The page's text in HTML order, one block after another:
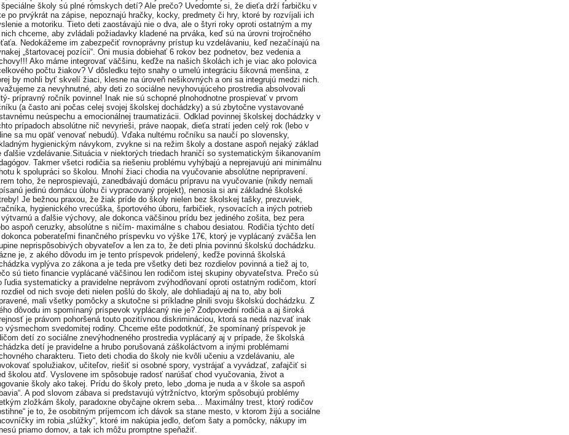
školy sú plné rómskych detí? Ale prečo? Uvedomte si, že dieťa drží farbičku v
po prvýkrát na zápise, nepoznajú hračky, kocky, predmety či hry, ktoré by rozvíjali ich
a motoriku. Tieto deti zaostávajú nie o dva, ale o štyri roky oproti ostatným a my
chceme, aby zvládali požiadavky kladené na prváka, keď sú na úrovni trojročného
Nedokážeme im zabezpečiť rovnoprávny prístup ku vzdelávaniu, keď nezačínajú na
„štartovacej pozícii“. Oni musia dobiehať 6 rokov bez podnetov, bez vedenia a
Ako máme integrovať väčšinu, keďže na našich školách ich je viac ako polovica
počtu žiakov? V dôsledku tejto snahy o umelú integráciu šikovná menšina, z
by mohli byť skvelí žiaci, klesne na úroveň nešikovných a oni sa integrujú medzi nich.
za nevyhnutné, aby deti zo sociálne nevyhovujúceho prostredia absolvovali
prípravný ročník povinne! Inak nie sú schopné plnohodnotne prospievať v prvom
(a často ani počas celej svojej školskej dochádzky) a sú zbytočne vystavované
neúspechu a emocionálnej traumatizácii. Odklad povinnej školskej dochádzky v
prípadoch absolútne nič nevyrieši, práve naopak, dieťa stratí jeden celý rok (lebo v
sa mu opäť venovať nebudú). Vďaka nultému ročníku sa naučí po slovensky,
hygienickým návykom, zvykne si na režim školy a dostane aspoň nejaký základ
ďalšie vzdelávanie.Situácia v niektorých triedach hraničí so systematickým šikanovaním
Takmer všetci rodičia sa riešeniu problému vyhýbajú a neprejavujú ani minimálnu
k spolupráci so školou. Mnohí žiaci chodia na vyučovanie absolútne nepripravení.
toho, že neprospievajú, zanedbávajú domácu prípravu na vyučovanie (nikdy nemali
jedinú domácu úlohu či vypracovaný projekt), nenosia si ani základné školské
Je bežnou praxou, že žiak príde do školy nielen bez školskej tašky, prezuviek,
hygienického vrecúška, športového úboru, farbičiek, rysovacích a iných potrieb
a ďalšie výchovy, ale dokonca väčšinou prídu bez jediného zošita, bez pera
aspoň ceruzky, absolútne s ničím- maximálne s chabou desiatou. Rodičia týchto detí
poberateľmi finančného príspevku vo výške 17€, ktorý je vyplácaný zväčša len
neprispôsobivých obyvateľov a len za to, že deti plnia povinnú školskú dochádzku.
je, z akého dôvodu im je tento príspevok pridelený, keďže povinná školská
vyplýva zo zákona a je teda pre všetky deti bez rozdielov povinná a tiež aj to,
sú tieto financie vyplácané väčšinou len rodičom istej skupiny obyvateľstva. Prečo sú
ľudia systematicky a pravidelne neprávom zvýhodňovaní oproti ostatným rodičom, ktorí
od nich svoje deti nielen pošlú do školy, ale dohliadajú aj na to, aby boli
mali všetky pomôcky a skutočne si príkladne plnili svoju školskú dochádzku. Z
dôvodu im spomínaný príspevok vyplácaný nie je? Zodpovední rodičia a aj široká
je právom pohoršená touto pozitívnou diskrimináciou, ktorá sa nedá nazvať inak
výsmechom svedomitej rodiny. Chceme ešte podotknúť, že spomínaný príspevok je
detí zo sociálne znevýhodneného prostredia vyplácaný aj v prípade, že školská
detí je pravidelne a hrubo porušovaná záškoláctvom a inými problémami
charakteru. Tieto deti chodia do školy nie kvôli učeniu a vzdelávaniu, ale
spolužiakov, učiteľov, riešiť si osobné spory, vystrájať a vyvádzať, zafajčiť si
školou atď. Vyslovene im spôsobuje radosť narúšať chod vyučovania, život a
školy ako takej. Prídu do školy preto, lebo „doma je nuda a v škole sa aspoň
A pod slovom zábava si predstavujú výtržníctvo, ktorým spôsobujú problémy
zložkám školy, paradoxne obyčajne okrem seba… Maximálny trest, ktorý rodičov
je to, že osobitným príjemcom ich dávok sa stane mesto, v ktorom žijú a sociálne
im robia „slúžky“, ktoré im nakúpia jedlo, deťom šaty a pomôcky, nákupy im
priamo domov, a tak ich môžu promptne speňažiť.